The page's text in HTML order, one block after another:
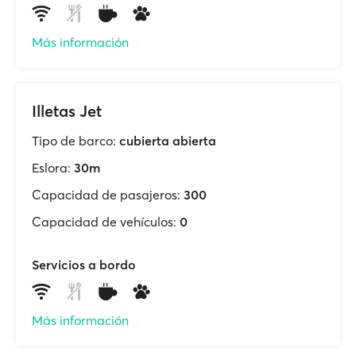
Más información
Illetas Jet
Tipo de barco: cubierta abierta
Eslora: 30m
Capacidad de pasajeros: 300
Capacidad de vehículos: 0
Servicios a bordo
Más información